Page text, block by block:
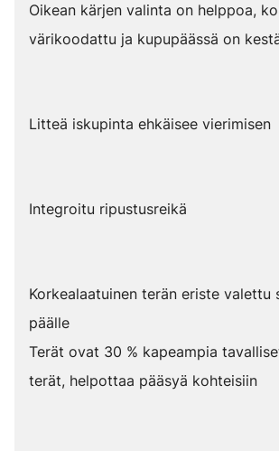
Oikean kärjen valinta on helppoa,
värikoodattu ja kupupäässä on
Litteä iskupinta ehkäisee vierimisen
Integroitu ripustusreikä
Korkealaatuinen terän eriste valettu
päälle
Terät ovat 30 % kapeampia
terät, helpottaa pääsyä kohteisiin